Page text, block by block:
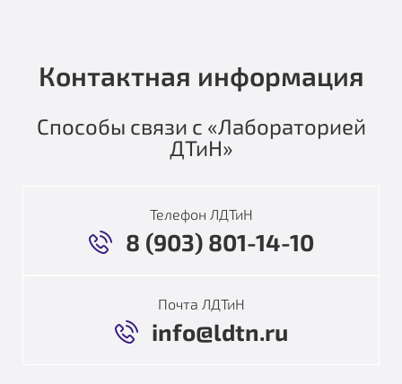
Контактная информация
Способы связи с «Лабораторией
ДТиН»
Телефон ЛДТиН
8 (903) 801-14-10
Почта ЛДТиН
info@ldtn.ru